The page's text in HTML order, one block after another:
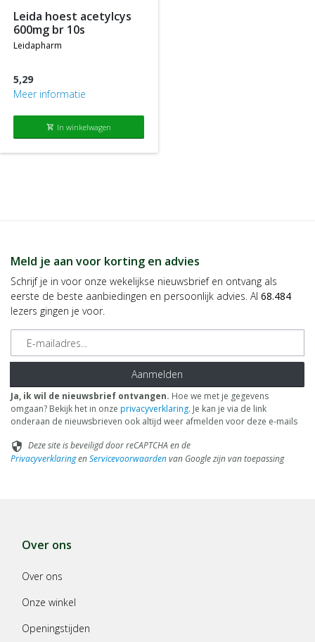
leida hoest acetylcys
600mg br 10s
leidapharm
5,29
Meer informatie
shopping_cart In winkelwagen
Meld je aan voor korting en advies
Schrijf je in voor onze wekelijkse nieuwsbrief en ontvang als
eerste de beste aanbiedingen en persoonlijk advies. Al 68.484
lezers gingen je voor.
E-mailadres
Aanmelden
Ja, ik wil de nieuwsbrief ontvangen. Hoe we met je gegevens
omgaan? Bekijk het in onze privacyverklaring. Je kan je via de link
onderaan de nieuwsbrieven ook altijd weer afmelden voor deze e-mails
security Deze site is beveiligd door reCAPTCHA en de
PrivacyverklaringenServicevoorwaardenvan Google zijn van toepassing
Over ons
Over ons
Onze winkel
Openingstijden